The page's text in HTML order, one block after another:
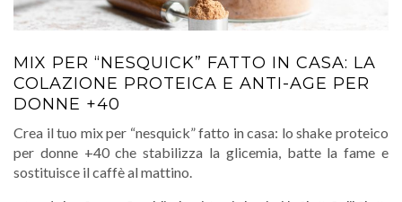
MIX PER “NESQUICK” FATTO IN CASA: LA
COLAZIONE PROTEICA E ANTI-AGE PER
DONNE +40
Crea il tuo mix per “nesquick” fatto in casa: lo shake proteico
per donne +40 che stabilizza la glicemia, batte la fame e
sostituisce il caffè al mattino.